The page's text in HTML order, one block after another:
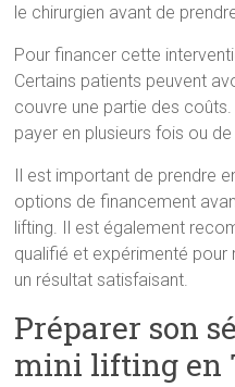
le chirurgien avant de
Pour financer cette
Certains patients peuvent
couvre une partie des
payer en plusieurs fois ou
Il est important de prendre
options de financement
lifting. Il est également
qualifié et expérimenté pour
un résultat satisfaisant.
Préparer son
mini lifting en